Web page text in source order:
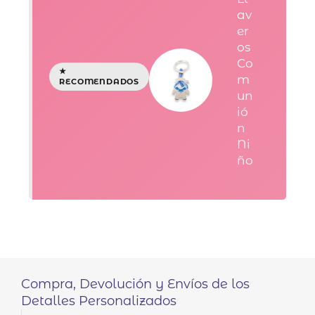
av
er
os
Co
m
un
ió
n
Ni
ño
Compra, Devolución y Envíos de los
Detalles Personalizados